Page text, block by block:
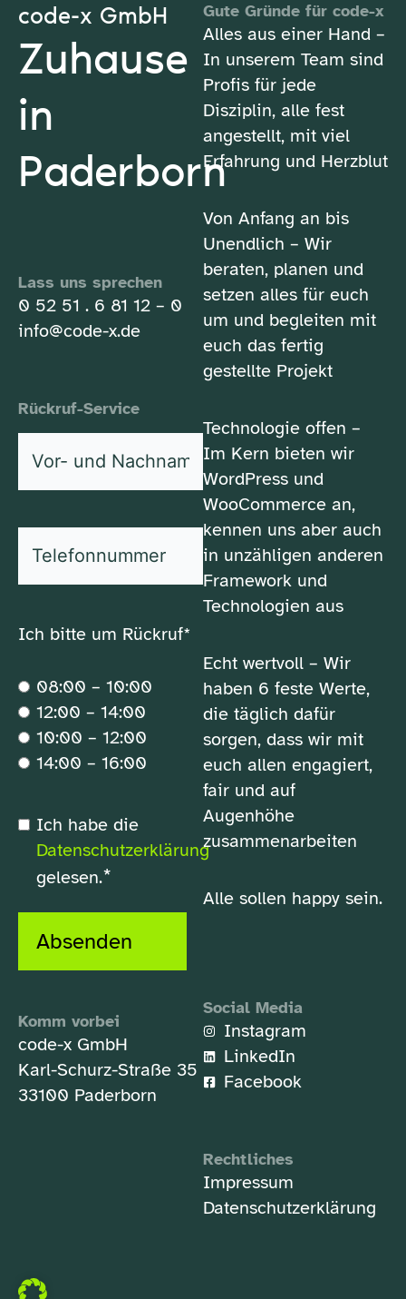
code-x GmbH
Zuhause
in
Paderborn
Lass uns sprechen
0 52 51 . 6 81 12 – 0
info@code-x.de
Rückruf-Service
und
Nachname*
Ich bitte um Rückruf*
08:00 – 10:00
12:00 – 14:00
10:00 – 12:00
14:00 – 16:00
Datenschutzerklärung
Ich habe die
Datenschutzerklärung
gelesen.*
Absenden
Komm vorbei
code-x GmbH
Karl-Schurz-Straße 35
33100 Paderborn
Gute Gründe für code-x
Alles aus einer Hand –
In unserem Team sind
Profis für jede
Disziplin, alle fest
angestellt, mit viel
Erfahrung und Herzblut
Von Anfang an bis
Unendlich – Wir
beraten, planen und
setzen alles für euch
um und begleiten mit
euch das fertig
gestellte Projekt
Technologie offen –
Im Kern bieten wir
WordPress und
WooCommerce an,
kennen uns aber auch
in unzähligen anderen
Framework und
Technologien aus
Echt wertvoll – Wir
haben 6 feste Werte,
die täglich dafür
sorgen, dass wir mit
euch allen engagiert,
fair und auf
Augenhöhe
zusammenarbeiten
Alle sollen happy sein.
Social Media
Instagram
LinkedIn
Facebook
Rechtliches
Impressum
Datenschutzerklärung